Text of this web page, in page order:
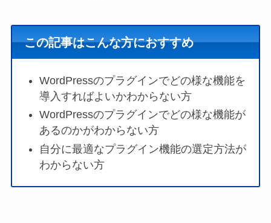
この記事はこんな方におすすめ
WordPressのプラグインでどの様な機能を
導入すればよいかわからない方
WordPressのプラグインでどの様な機能が
あるのかがわからない方
自分に最適なプラグイン機能の選定方法が
わからない方